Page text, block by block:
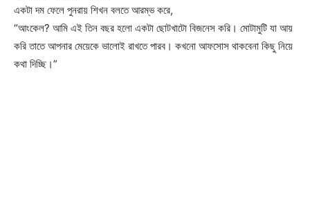
একটা দম ফেলে পুনরায় শিখন বলতে আরম্ভ করে,
“আংকেল? আমি এই তিন বছর হলো একটা ছোটখাটো বিজনেস করি। মোটামুটি যা আয়
করি তাতে আপনার মেয়েকে ভালোই রাখতে পারব। কখনো আফসোস থাকবেনা কিছু নিয়ে
কথা দিচ্ছি।”